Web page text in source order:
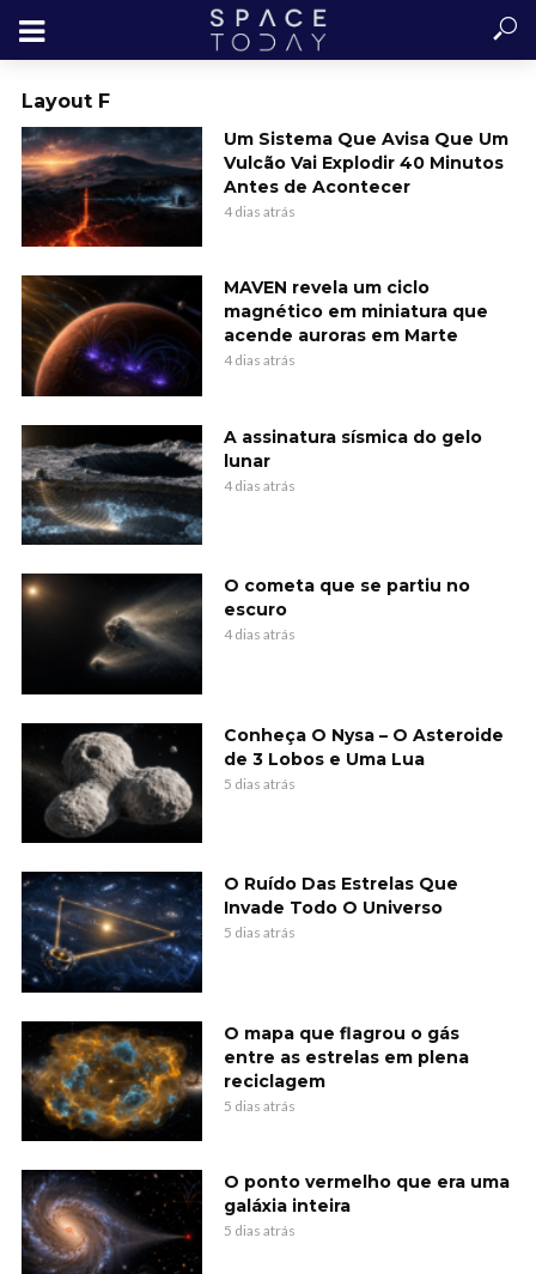
Layout F
Um Sistema Que Avisa Que Um
Vulcão Vai Explodir 40 Minutos
Antes de Acontecer
4 dias atrás
MAVEN revela um ciclo
magnético em miniatura que
acende auroras em Marte
4 dias atrás
A assinatura sísmica do gelo
lunar
4 dias atrás
O cometa que se partiu no
escuro
4 dias atrás
Conheça O Nysa – O Asteroide
de 3 Lobos e Uma Lua
5 dias atrás
O Ruído Das Estrelas Que
Invade Todo O Universo
5 dias atrás
O mapa que flagrou o gás
entre as estrelas em plena
reciclagem
5 dias atrás
O ponto vermelho que era uma
galáxia inteira
5 dias atrás